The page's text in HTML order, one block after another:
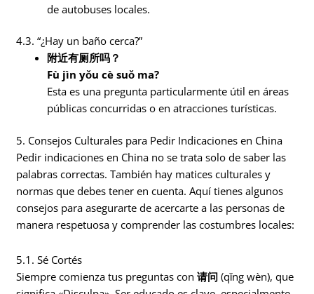
de autobuses locales.
4.3. “¿Hay un baño cerca?”
附近有厕所吗？
Fù jìn yǒu cè suǒ ma?
Esta es una pregunta particularmente útil en áreas
públicas concurridas o en atracciones turísticas.
5. Consejos Culturales para Pedir Indicaciones en China
Pedir indicaciones en China no se trata solo de saber las
palabras correctas. También hay matices culturales y
normas que debes tener en cuenta. Aquí tienes algunos
consejos para asegurarte de acercarte a las personas de
manera respetuosa y comprender las costumbres locales:
5.1. Sé Cortés
Siempre comienza tus preguntas con请问 (qǐng wèn), que